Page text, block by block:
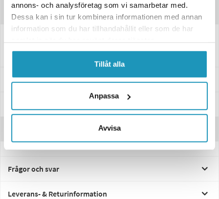
annons- och analysföretag som vi samarbetar med.
Dessa kan i sin tur kombinera informationen med annan
information som du har tillhandahållit eller som de har
Tillåt alla
Anpassa
Avvisa
Produktinformation
Adapter Aspöck Vä gul 7-pol. till ASS2 1,6m kabel för
släpvagnsbelysning
Specifikationer
Frågor och svar
Leverans- & Returinformation